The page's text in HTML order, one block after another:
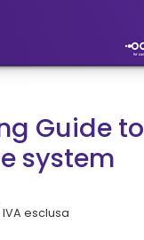
Guide to
system
IVA esclusa